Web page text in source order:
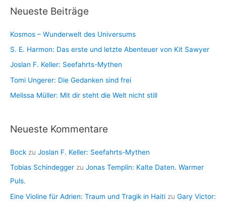
e
h
v
Neueste Beiträge
Kosmos – Wunderwelt des Universums
S. E. Harmon: Das erste und letzte Abenteuer von Kit Sawyer
Joslan F. Keller: Seefahrts-Mythen
Tomi Ungerer: Die Gedanken sind frei
Melissa Müller: Mit dir steht die Welt nicht still
Neueste Kommentare
Bock zu Joslan F. Keller: Seefahrts-Mythen
Tobias Schindegger zu Jonas Templin: Kalte Daten. Warmer
Puls.
Eine Violine für Adrien: Traum und Tragik in Haiti zu Gary Victor: